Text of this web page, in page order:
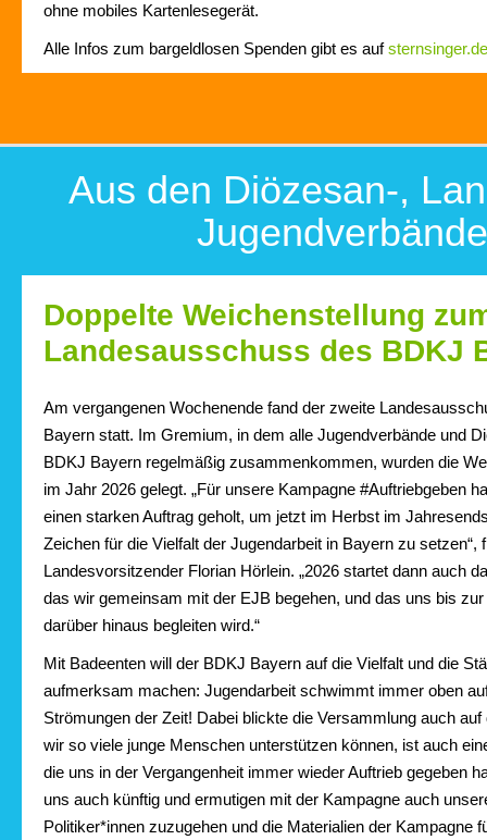
ohne mobiles Kartenlesegerät.
Alle Infos zum bargeldlosen Spenden gibt es auf
Aus den Diözesan-,
Doppelte Weichenstellung
Landesausschuss des BDKJ
Am vergangenen Wochenende fand der zweite
Bayern statt. Im Gremium, in dem alle Jugendverbände und
BDKJ Bayern regelmäßig zusammenkommen, wurden die
im Jahr 2026 gelegt. „Für unsere Kampagne #Auftriebgeben
einen starken Auftrag geholt, um jetzt im Herbst im
Zeichen für die Vielfalt der Jugendarbeit in Bayern zu setzen“,
Landesvorsitzender Florian Hörlein. „2026 startet dann auch
das wir gemeinsam mit der EJB begehen, und das uns bis
darüber hinaus begleiten wird.“
Mit Badeenten will der BDKJ Bayern auf die Vielfalt und die
aufmerksam machen: Jugendarbeit schwimmt immer oben
Strömungen der Zeit! Dabei blickte die Versammlung auch
wir so viele junge Menschen unterstützen können, ist auch
die uns in der Vergangenheit immer wieder Auftrieb gegeben
uns auch künftig und ermutigen mit der Kampagne auch
Politiker*innen zuzugehen und die Materialien der Kampagne